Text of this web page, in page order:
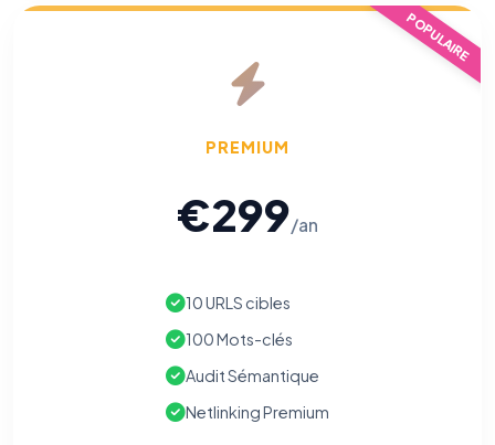
POPULAIRE
PREMIUM
€299/an
10 URLS cibles
100 Mots-clés
Audit Sémantique
Netlinking Premium